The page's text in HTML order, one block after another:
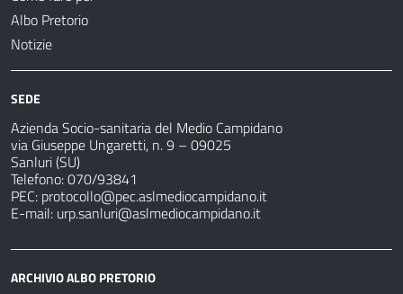
Albo Pretorio
Notizie
SEDE
Azienda Socio-sanitaria del Medio Campidano
via Giuseppe Ungaretti, n. 9 – 09025
Sanluri (SU)
Telefono: 070/93841
PEC: protocollo@pec.aslmediocampidano.it
E-mail: urp.sanluri@aslmediocampidano.it
ARCHIVIO ALBO PRETORIO